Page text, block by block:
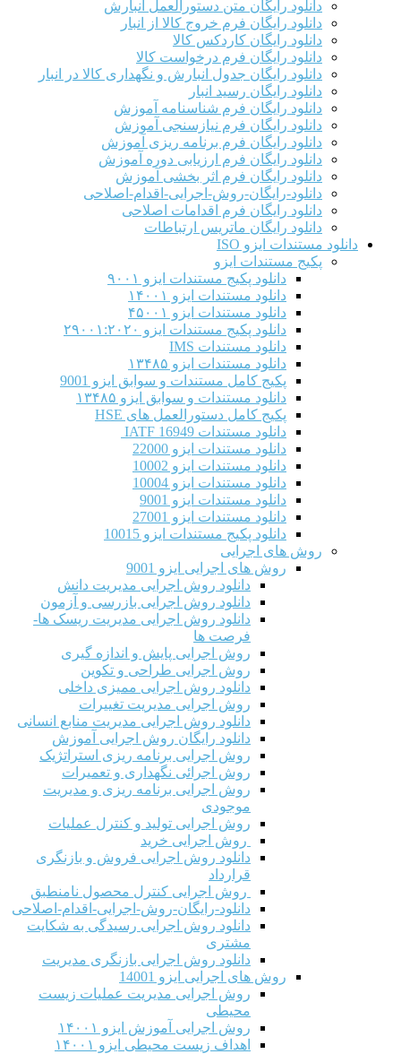
دانلود رایگان متن دستورالعمل انبارش
دانلود رایگان فرم خروج کالا از انبار
دانلود رایگان کاردکس کالا
دانلود رایگان فرم درخواست کالا
دانلود رایگان جدول انبارش و نگهداری کالا در انبار
دانلود رایگان رسید انبار
دانلود رایگان فرم شناسنامه آموزش
دانلود رایگان فرم نیازسنجی آموزش
دانلود رایگان فرم برنامه ریزی آموزش
دانلود رایگان فرم ارزیابی دوره آموزش
دانلود رایگان فرم اثر بخشی آموزش
دانلود-رایگان-روش-اجرایی-اقدام-اصلاحی
دانلود رایگان فرم اقدامات اصلاحی
دانلود رایگان ماتریس ارتباطات
دانلود مستندات ایزو ISO
پکیج مستندات ایزو
دانلود پکیج مستندات ایزو ۹۰۰۱
دانلود مستندات ایزو ۱۴۰۰۱
دانلود مستندات ایزو ۴۵۰۰۱
دانلود پکیج مستندات ایزو ۲۹۰۰۱:۲۰۲۰
دانلود مستندات IMS
دانلود مستندات ایزو ۱۳۴۸۵
پکیج کامل مستندات و سوابق ایزو 9001
دانلود مستندات و سوابق ایزو ۱۳۴۸۵
پکیج کامل دستورالعمل های HSE
دانلود مستندات IATF 16949
دانلود مستندات ایزو 22000
دانلود مستندات ایزو 10002
دانلود مستندات ایزو 10004
دانلود مستندات ایزو 9001
دانلود مستندات ایزو 27001
دانلود پکیج مستندات ایزو 10015
روش های اجرایی
روش های اجرایی ایزو 9001
دانلود روش اجرایی مدیریت دانش
دانلود روش اجرایی بازرسی و آزمون
دانلود روش اجرایی مدیریت ریسک ها-
فرصت ها
روش اجرایی پایش و اندازه گیری
روش اجرایی طراحی و تکوین
دانلود روش اجرایی ممیزی داخلی
روش اجرایی مدیریت تغییرات
دانلود روش اجرایی مدیریت منابع انسانی
دانلود رایگان روش اجرایی آموزش
روش اجرایی برنامه ریزی استراتژیک
روش اجرائی نگهداری و تعمیرات
روش اجرایی برنامه ریزی و مدیریت
موجودی
روش اجرایی تولید و کنترل عملیات
روش اجرایی خرید
دانلود روش اجرایی فروش و بازنگری
قرارداد
روش اجرایی کنترل محصول نامنطبق
دانلود-رایگان-روش-اجرایی-اقدام-اصلاحی
دانلود روش اجرایی رسیدگی به شکایت
مشتری
دانلود روش اجرایی بازنگری مدیریت
روش های اجرایی ایزو 14001
روش اجرایی مدیریت عملیات زیست
محیطی
روش اجرایی آموزش ایزو ۱۴۰۰۱
اهداف زیست محیطی ایزو ۱۴۰۰۱